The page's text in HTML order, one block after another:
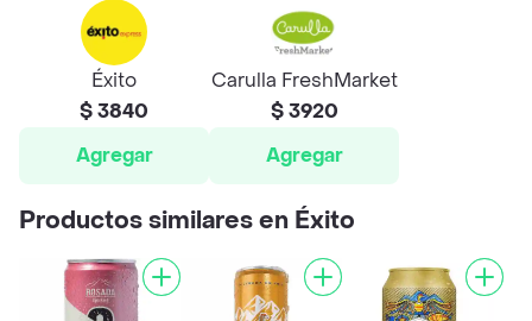
Éxito
$ 3840
Agregar
Carulla FreshMarket
$ 3920
Agregar
Productos similares en Éxito